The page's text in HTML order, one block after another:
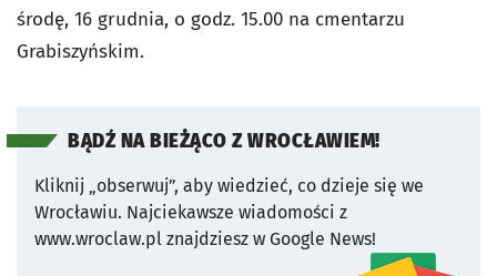
środę, 16 grudnia, o godz. 15.00 na cmentarzu
Grabiszyńskim.
BĄDŹ NA BIEŻĄCO Z WROCŁAWIEM!
Kliknij „obserwuj”, aby wiedzieć, co dzieje się we
Wrocławiu. Najciekawsze wiadomości z
www.wroclaw.pl znajdziesz w Google News!